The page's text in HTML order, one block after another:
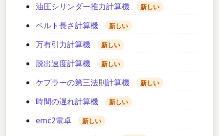
油圧シリンダー推力計算機 新しい
ベルト長さ計算機 新しい
万有引力計算機 新しい
脱出速度計算機 新しい
ケプラーの第三法則計算機 新しい
時間の遅れ計算機 新しい
emc2電卓 新しい